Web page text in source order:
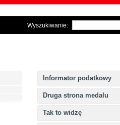
Wyszukiwanie:
Informator podatkowy
Druga strona medalu
Tak to widzę